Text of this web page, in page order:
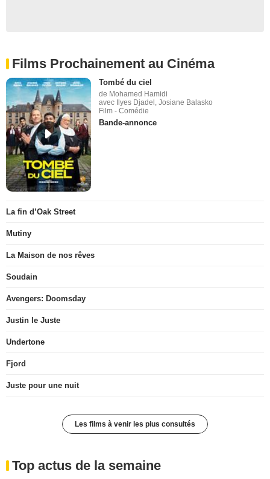
Films Prochainement au Cinéma
Tombé du ciel
de Mohamed Hamidi
avec Ilyes Djadel, Josiane Balasko
Film - Comédie
Bande-annonce
La fin d’Oak Street
Mutiny
La Maison de nos rêves
Soudain
Avengers: Doomsday
Justin le Juste
Undertone
Fjord
Juste pour une nuit
Les films à venir les plus consultés
Top actus de la semaine